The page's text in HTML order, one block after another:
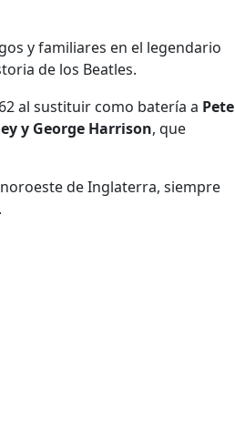
y familiares en el legendario
de los Beatles.
al sustituir como batería a Pete
y George Harrison, que
de Inglaterra, siempre